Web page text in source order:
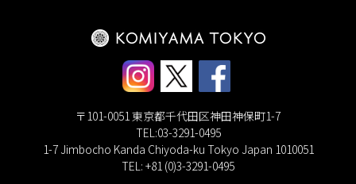
〒101-0051 東京都千代田区神田神保町1-7
TEL:03-3291-0495
1-7 Jimbocho Kanda Chiyoda-ku Tokyo Japan 1010051
TEL: +81 (0)3-3291-0495